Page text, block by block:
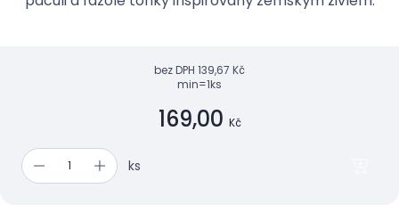
bez DPH 139,67 Kč
min=1ks
169,00 Kč
ks